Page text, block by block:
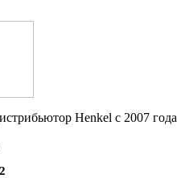
Henkel с 2007 года